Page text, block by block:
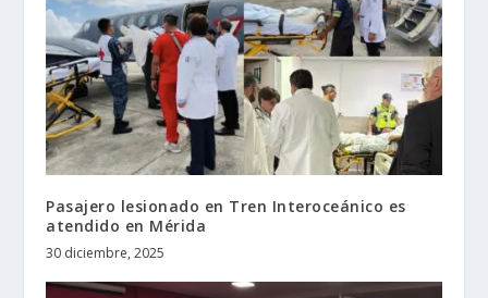
Pasajero lesionado en Tren Interoceánico es
atendido en Mérida
30 diciembre, 2025